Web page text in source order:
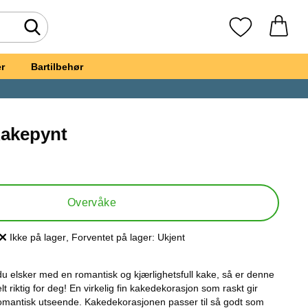
Søk Mine favoritter
Bartilbehør
Overvåke
Produkttilgjengelighet:
Ikke på lager, Forventet på lager: Ukjent
elsker med en romantisk og kjærlighetsfull kake, så er denne
riktig for deg! En virkelig fin kakedekorasjon som raskt gir
utseende. Kakedekorasjonen passer til så godt som